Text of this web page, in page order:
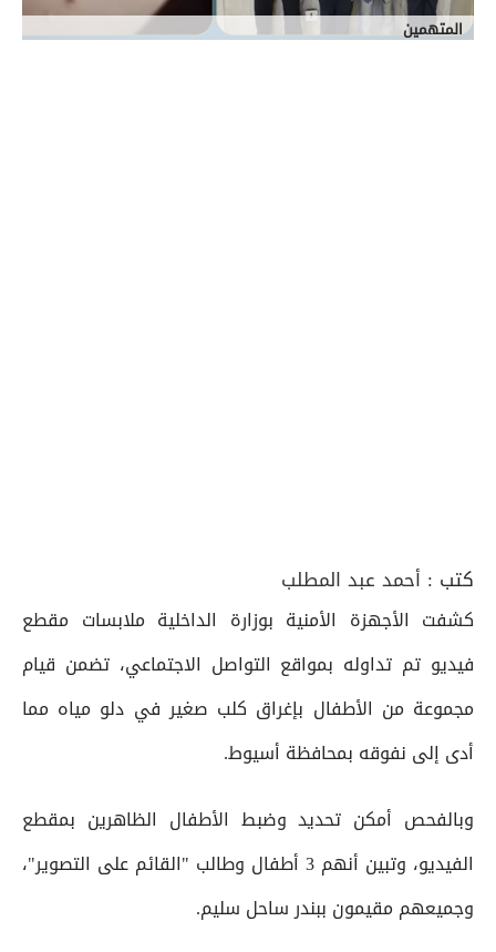
المتهمين
كتب : أحمد عبد المطلب
كشفت الأجهزة الأمنية بوزارة الداخلية ملابسات مقطع
فيديو تم تداوله بمواقع التواصل الاجتماعي، تضمن قيام
مجموعة من الأطفال بإغراق كلب صغير في دلو مياه مما
أدى إلى نفوقه بمحافظة أسيوط.
وبالفحص أمكن تحديد وضبط الأطفال الظاهرين بمقطع
الفيديو، وتبين أنهم 3 أطفال وطالب "القائم على التصوير"،
وجميعهم مقيمون ببندر ساحل سليم.